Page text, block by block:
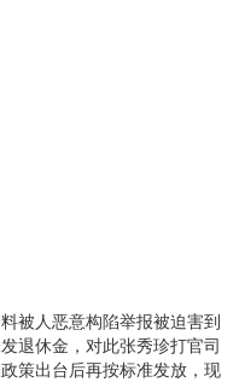
被人恶意构陷举报被迫害到
退休金，对此张秀珍打官司
策出台后再按标准发放，现